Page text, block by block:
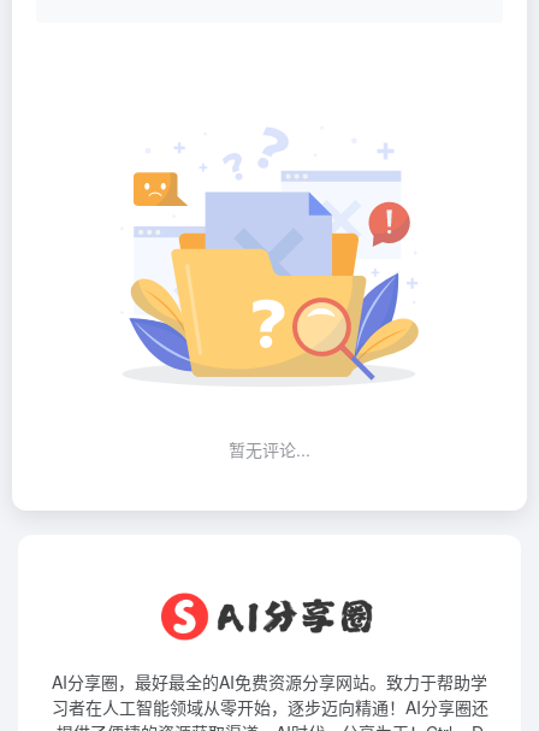
暂无评论...
AI分享圈，最好最全的AI免费资源分享网站。致力于帮助学
习者在人工智能领域从零开始，逐步迈向精通！AI分享圈还